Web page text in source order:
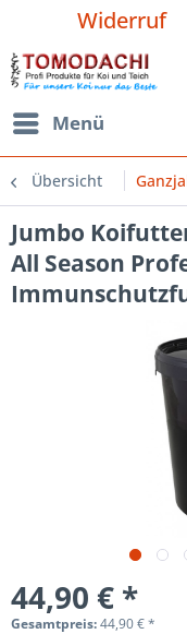
Widerruf
Menü
Übersicht
Jumbo
All Season
44,90 € *
Gesamtpreis:44,90€*